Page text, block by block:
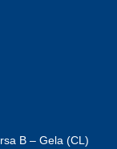
B – Gela (CL)